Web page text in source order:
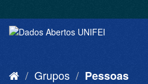
Grupos Pessoas